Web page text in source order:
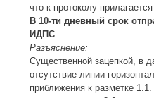
что к протоколу
В 10-ти дневный срок
ИДПС
Разъяснение:
Существенной зацепкой, в
отсутствие линии
приближения к разметке